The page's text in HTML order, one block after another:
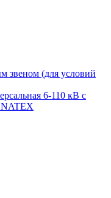
(для условий
6-110 кВ с